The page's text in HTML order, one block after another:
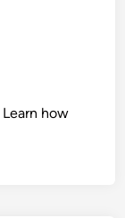
Learn how